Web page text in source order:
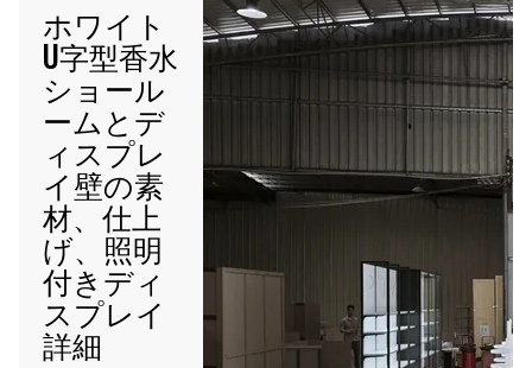
ホワイト
U字型香水
ショール
ームとデ
ィスプレ
イ壁の素
材、仕上
げ、照明
付きディ
スプレイ
詳細